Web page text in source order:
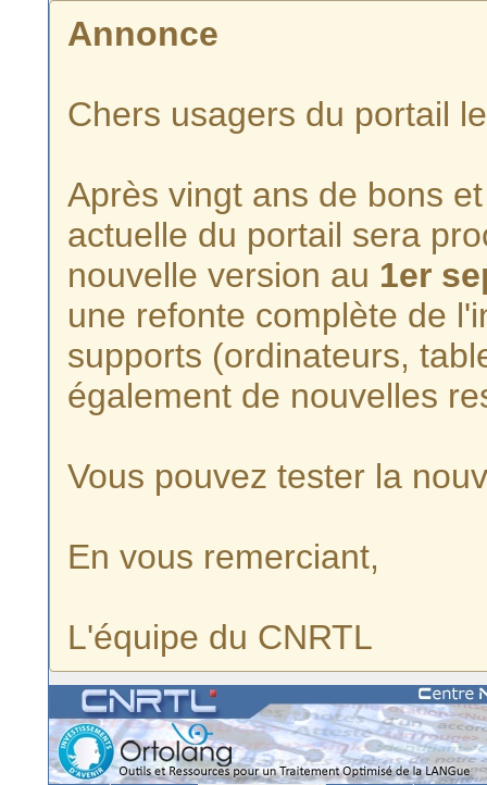
Annonce
Chers usagers du portail
Après vingt ans de bons
actuelle du portail sera
nouvelle version au 1er
une refonte complète de
supports (ordinateurs,
également de nouvelles
Vous pouvez tester la
En vous remerciant,
L'équipe du CNRTL